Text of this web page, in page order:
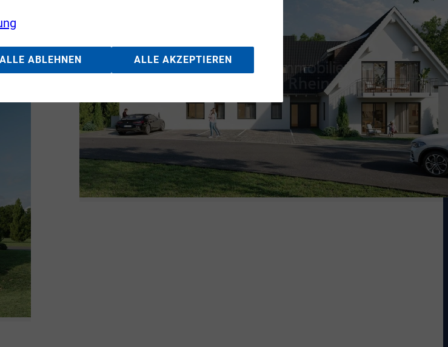
ALLE ABLEHNEN ALLE AKZEPTIEREN